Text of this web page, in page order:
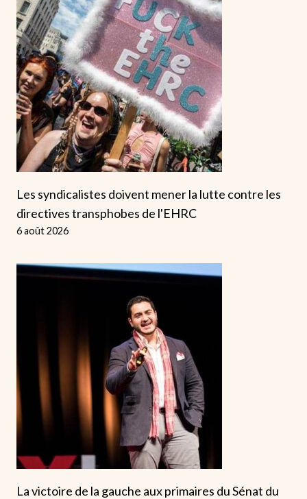
Les syndicalistes doivent mener la lutte contre les
directives transphobes de l'EHRC
6 août 2026
La victoire de la gauche aux primaires du Sénat du